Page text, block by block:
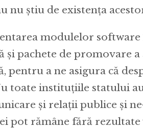
nu știu de existența
modulelor
și pachete de promovare
pentru a ne asigura că
toate instituțiile statului
și relații publice și
pot rămâne fără rezultate